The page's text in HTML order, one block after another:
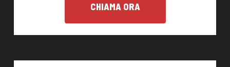
CHIAMA ORA